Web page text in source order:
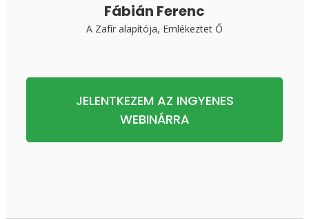
Fábián Ferenc
A Zafír alapítója, Emlékeztet Ő
JELENTKEZEM AZ INGYENES
WEBINÁRRA